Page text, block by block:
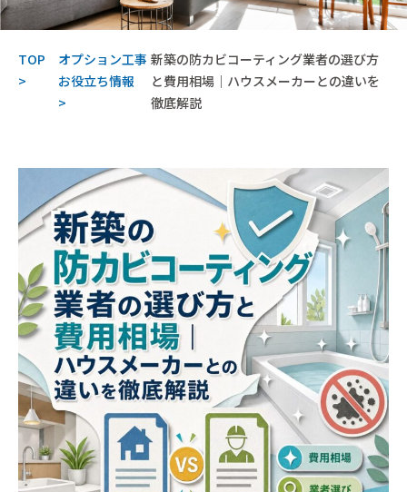
TOP
オプション工事
お役立ち情報
新築の防カビコーティング業者の選び方
と費用相場｜ハウスメーカーとの違いを
徹底解説